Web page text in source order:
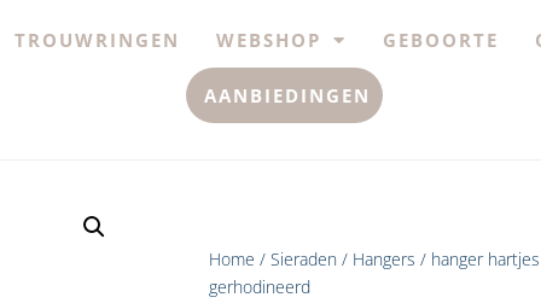
TROUWRINGEN WEBSHOP GEBOORTE
AANBIEDINGEN
Home / Sieraden / Hangers / hanger
gerhodineerd